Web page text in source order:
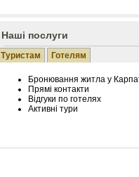
Наші послуги
Туристам Готелям
Бронювання житла у
Прямі контакти
Відгуки по готелях
Активні тури